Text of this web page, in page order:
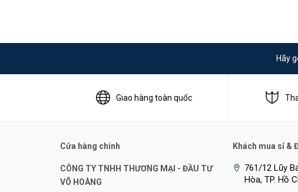
Size of RAM
Storage type
Suggested price
Hãy
Giao hàng toàn quốc
Cửa hàng chính
CÔNG TY TNHH THƯƠNG MẠI - ĐẦU TƯ
VÕ HOÀNG
Khách mua sỉ &
761/12 Lũy
Hòa, TP. Hồ